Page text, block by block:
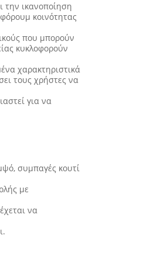
την ικανοποίηση
κοινότητας
που μπορούν
κυκλοφορούν
χαρακτηριστικά
τους χρήστες να
για να
συμπαγές κουτί
με
να